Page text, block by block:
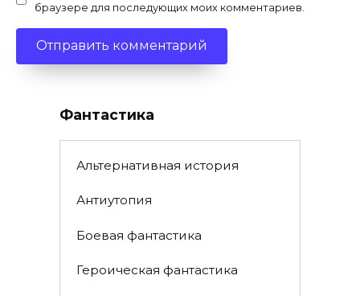
браузере для последующих моих комментариев.
Фантастика
Альтернативная история
Антиутопия
Боевая фантастика
Героическая фантастика